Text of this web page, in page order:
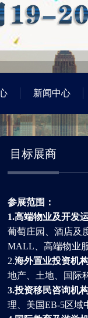
新闻中心
目标展商
参展范围：
1.高端物业及开发
葡萄庄园、酒店及
MALL、高端物业
2.海外置业投资机
地产、土地、国际
3.投资移民咨询机
理、美国EB-5区域